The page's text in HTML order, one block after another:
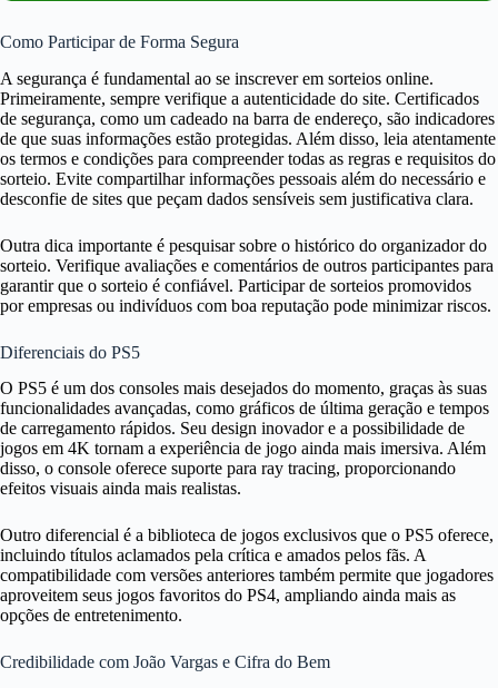
Como Participar de Forma Segura
A segurança é fundamental ao se inscrever em sorteios online.
Primeiramente, sempre verifique a autenticidade do site. Certificados
de segurança, como um cadeado na barra de endereço, são indicadores
de que suas informações estão protegidas. Além disso, leia atentamente
os termos e condições para compreender todas as regras e requisitos do
sorteio. Evite compartilhar informações pessoais além do necessário e
desconfie de sites que peçam dados sensíveis sem justificativa clara.
Outra dica importante é pesquisar sobre o histórico do organizador do
sorteio. Verifique avaliações e comentários de outros participantes para
garantir que o sorteio é confiável. Participar de sorteios promovidos
por empresas ou indivíduos com boa reputação pode minimizar riscos.
Diferenciais do PS5
O PS5 é um dos consoles mais desejados do momento, graças às suas
funcionalidades avançadas, como gráficos de última geração e tempos
de carregamento rápidos. Seu design inovador e a possibilidade de
jogos em 4K tornam a experiência de jogo ainda mais imersiva. Além
disso, o console oferece suporte para ray tracing, proporcionando
efeitos visuais ainda mais realistas.
Outro diferencial é a biblioteca de jogos exclusivos que o PS5 oferece,
incluindo títulos aclamados pela crítica e amados pelos fãs. A
compatibilidade com versões anteriores também permite que jogadores
aproveitem seus jogos favoritos do PS4, ampliando ainda mais as
opções de entretenimento.
Credibilidade com João Vargas e Cifra do Bem